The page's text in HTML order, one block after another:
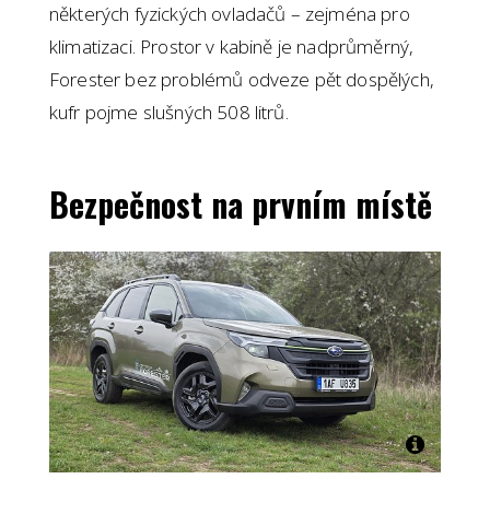
některých fyzických ovladačů – zejména pro
klimatizaci. Prostor v kabině je nadprůměrný,
Forester bez problémů odveze pět dospělých,
kufr pojme slušných 508 litrů.
Bezpečnost na prvním místě